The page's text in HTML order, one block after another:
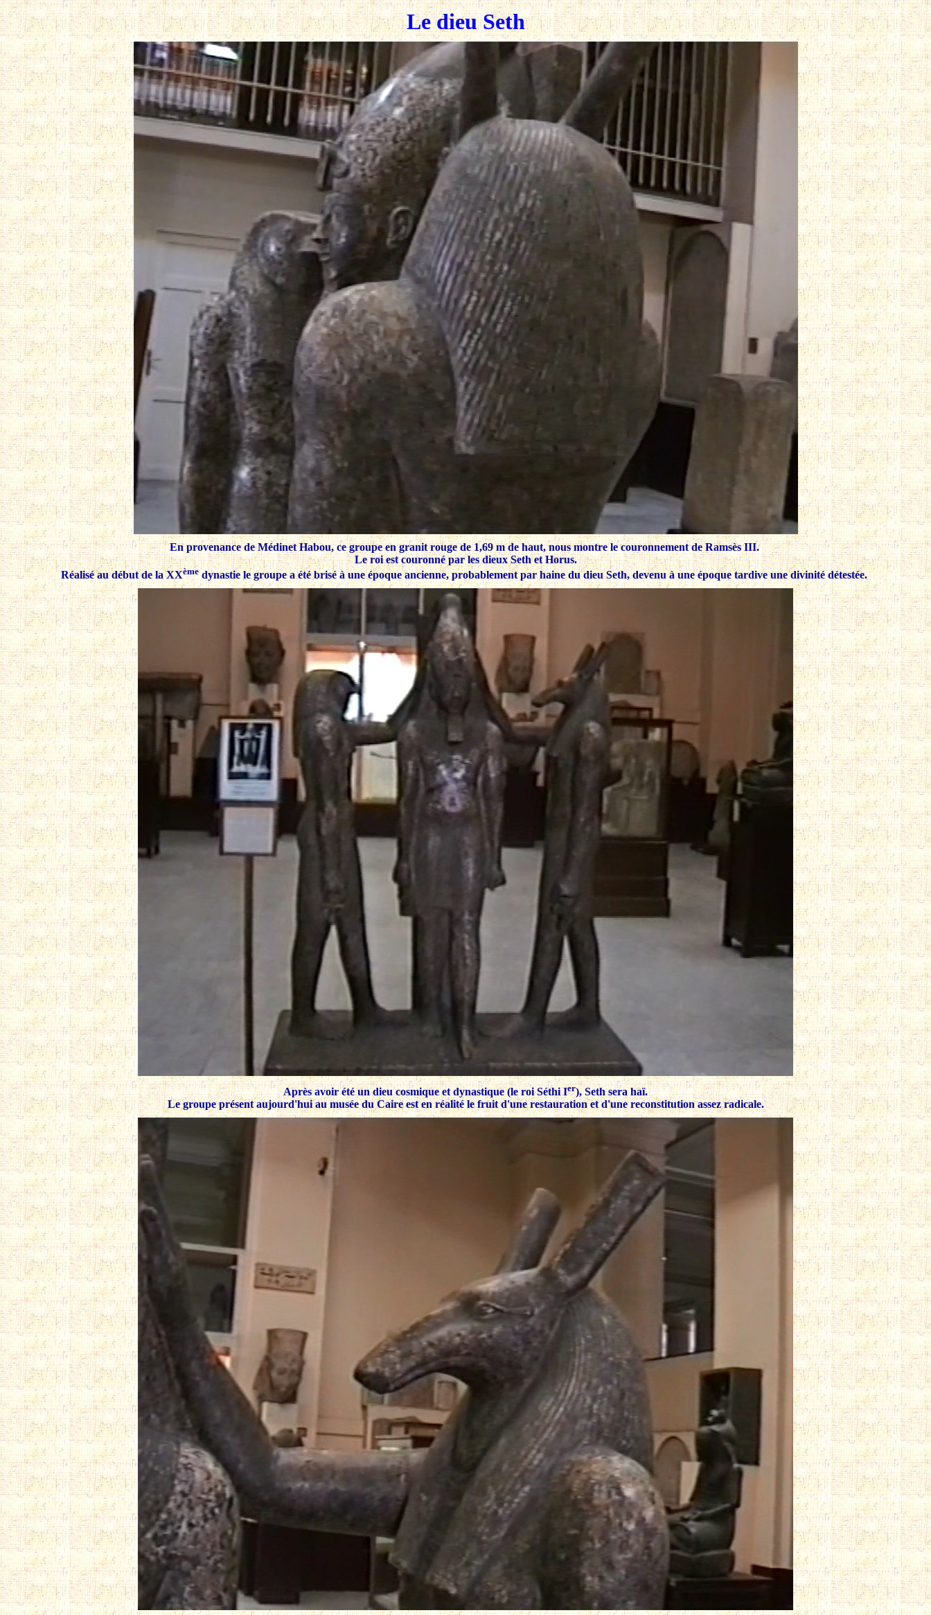
Le dieu Seth
En provenance de Médinet Habou, ce groupe en granit rouge de 1,69 m de haut, nous montre le couronnement de Ramsès III.
Le roi est couronné par les dieux Seth et Horus.
Réalisé au début de la XXème dynastie le groupe a été brisé à une époque ancienne, probablement par haine du dieu Seth, devenu à une époque tardive une divinité détestée.
Après avoir été un dieu cosmique et dynastique (le roi Séthi Ier), Seth sera haï.
Le groupe présent aujourd'hui au musée du Caire est en réalité le fruit d'une restauration et d'une reconstitution assez radicale.